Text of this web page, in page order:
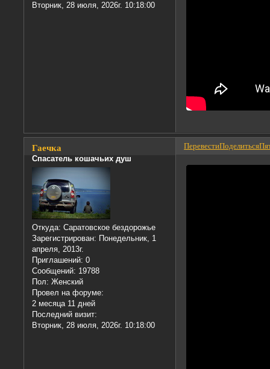
Вторник, 28 июля, 2026г. 10:18:00
ПеревестиПоделиться
Гаечка
Спасатель кошачьих душ
Откуда: Саратовское бездорожье
Зарегистрирован: Понедельник, 1
апреля, 2013г.
Приглашений: 0
Сообщений: 19788
Пол: Женский
Провел на форуме:
2 месяца 11 дней
Последний визит:
Вторник, 28 июля, 2026г. 10:18:00